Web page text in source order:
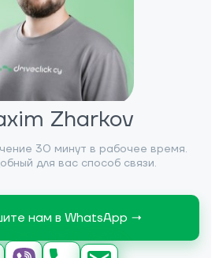
Zharkov
30 минут в рабочее время.
для вас способ связи.
нам в WhatsApp →